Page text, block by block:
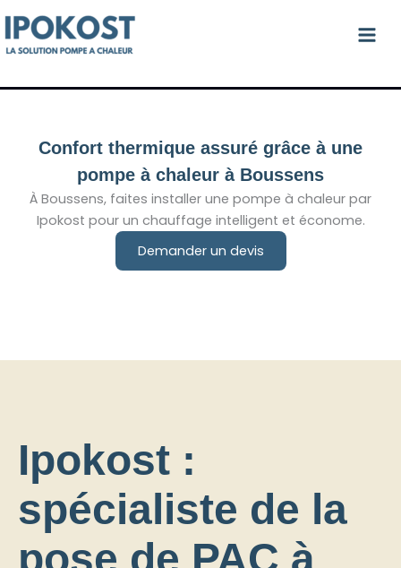
contenu
Confort thermique assuré grâce à une
pompe à chaleur à Boussens
À Boussens, faites installer une pompe à chaleur par
Ipokost pour un chauffage intelligent et économe.
Demander un devis
Ipokost :
spécialiste de la